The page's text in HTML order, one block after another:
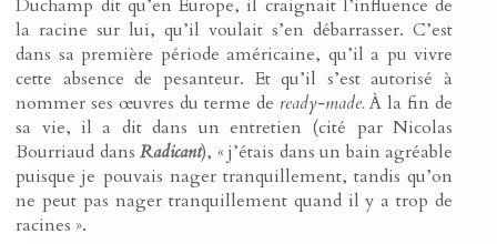
Duchamp dit qu’en Europe, il craignait l’influence de
la racine sur lui, qu’il voulait s’en débarrasser. C’est
dans sa première période américaine, qu’il a pu vivre
cette absence de pesanteur. Et qu’il s’est autorisé à
nommer ses œuvres du terme de ready-made.À la fin de
sa vie, il a dit dans un entretien (cité par Nicolas
Bourriaud dansRadicant), « j’étais dans un bain agréable
puisque je pouvais nager tranquillement, tandis qu’on
ne peut pas nager tranquillement quand il y a trop de
racines ».